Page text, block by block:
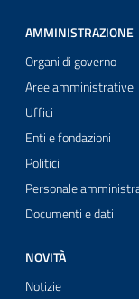
AMMINISTRAZIONE
Organi di governo
Aree amministrative
Uffici
Enti e fondazioni
Politici
Personale
Documenti e dati
NOVITÀ
Notizie